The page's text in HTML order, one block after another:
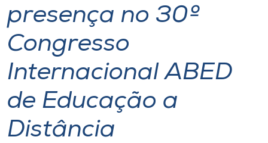
Atendimento ao Estudante
Portal de Ensino
Unoesc
presença no 30º
Congresso
Internacional ABED
de Educação a
Distância